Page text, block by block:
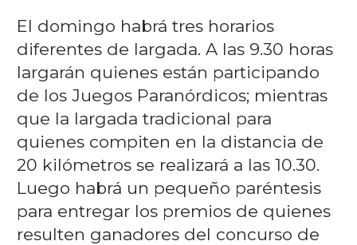
El domingo habrá tres horarios
diferentes de largada. A las 9.30 horas
largarán quienes están participando
de los Juegos Paranórdicos; mientras
que la largada tradicional para
quienes compiten en la distancia de
20 kilómetros se realizará a las 10.30.
Luego habrá un pequeño paréntesis
para entregar los premios de quienes
resulten ganadores del concurso de